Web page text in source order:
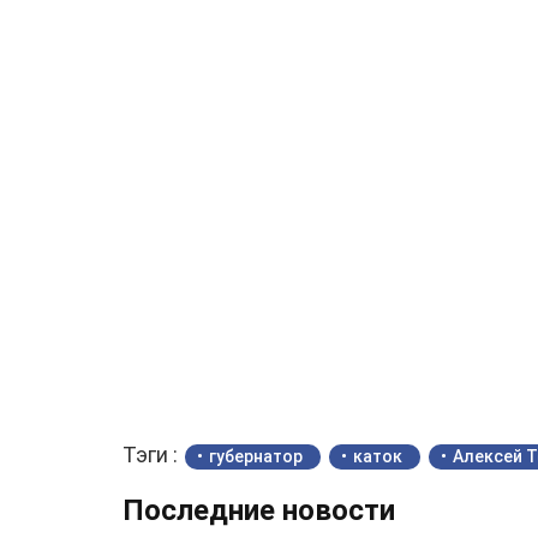
Тэги : губернатор каток Алексей
Последние новости